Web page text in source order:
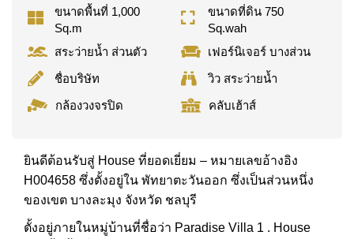
ขนาดพื้นที่ 1,000
Sq.m
ขนาดที่ดิน 750
Sq.wah
สระว่ายน้ำ ส่วนตัว
เฟอร์นิเจอร์ บางส่วน
ชื่อบริษัท
วิว สระว่ายน้ำ
กล้องวงจรปิด
คลับเฮ้าส์
ยินดีต้อนรับสู่ House ที่ยอดเยี่ยม – หมายเลขอ้างอิง
H004658 ซึ่งตั้งอยู่ใน พัทยาตะวันออก ซึ่งเป็นส่วนหนึ่ง
ของเขต บางละมุง จังหวัด ชลบุรี
ตั้งอยู่ภายในหมู่บ้านที่ชื่อว่า Paradise Villa 1 . House